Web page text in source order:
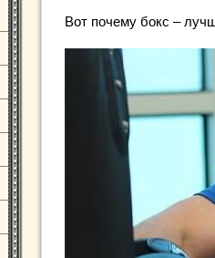
Вот почему бокс –